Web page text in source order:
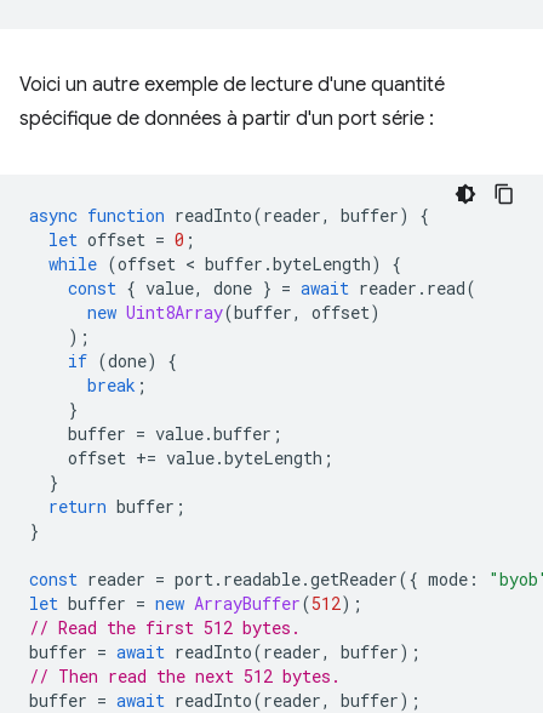
Voici un autre exemple de lecture d'une quantité
spécifique de données à partir d'un port série :
async function readInto(reader, buffer)
{
let offset = 0 ;
while (offset < buffer .byteLength)
{
const { value, done } = await reader . read(
new Uint8Array(buffer, offset)
);
if (done)
{
break ;
}
buffer = value.buffer ;
offset += value.byteLength ;
}
return buffer ;
}
const reader = port. readable.getReader({ mode :
let buffer = new ArrayBuffer(512);
// Read the first 512 bytes.
buffer = await readInto(reader, buffer);
// Then read the next 512 bytes.
buffer = await readInto(reader, buffer);